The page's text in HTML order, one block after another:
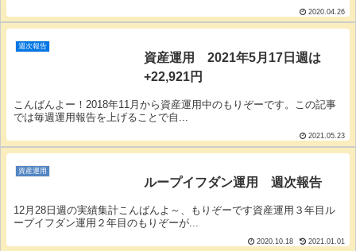
2020.04.26
週次報告
資産運用 2021年5月17日週は
+22,921円
こんばんよー！2018年11月から資産運用中のもりぞーです。この記事
では毎週運用報告を上げることで自...
2021.05.23
資産運用
ループイフダン運用 週次報告
12月28日週の実績集計こんばんよ～、もりぞーです資産運用３年目ル
ープイフダン運用２年目のもりぞーが...
2020.10.18 2021.01.01